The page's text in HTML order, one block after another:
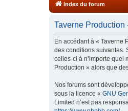
Index du forum
Taverne Production
En accédant à « Taverne
des conditions suivantes.
celles-ci à n’importe quel
Production » alors que
Nos forums sont
sous la licence « GNU
Limited n’est pas